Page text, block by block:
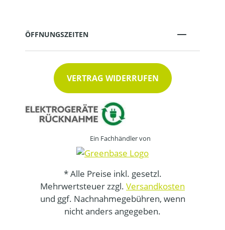
ÖFFNUNGSZEITEN
VERTRAG WIDERRUFEN
Ein Fachhändler von
* Alle Preise inkl. gesetzl.
Mehrwertsteuer zzgl. Versandkosten
und ggf. Nachnahmegebühren, wenn
nicht anders angegeben.